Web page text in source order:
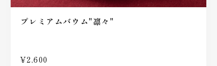
プレミアムバウム"凛々"
¥2,600